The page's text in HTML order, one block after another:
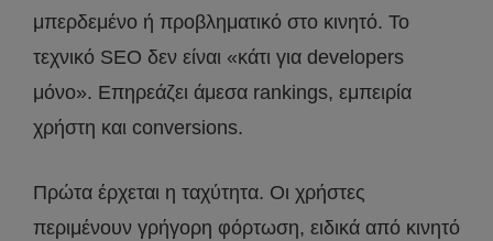
μπερδεμένο ή προβληματικό στο κινητό. Το
τεχνικό SEO δεν είναι «κάτι για developers
μόνο». Επηρεάζει άμεσα rankings, εμπειρία
χρήστη και conversions.
Πρώτα έρχεται η ταχύτητα. Οι χρήστες
περιμένουν γρήγορη φόρτωση, ειδικά από κινητό